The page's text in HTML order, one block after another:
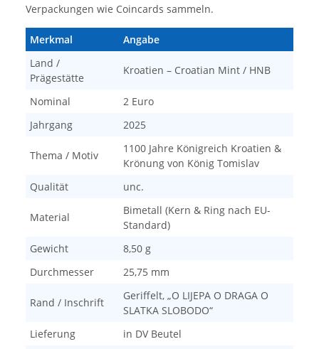
Verpackungen wie Coincards sammeln.
Merkmal
Angabe
Land /
Prägestätte
Kroatien – Croatian Mint / HNB
Nominal
2 Euro
Jahrgang
2025
Thema / Motiv
1100 Jahre Königreich Kroatien &
Krönung von König Tomislav
Qualität
unc.
Material
Bimetall (Kern & Ring nach EU-
Standard)
Gewicht
8,50 g
Durchmesser
25,75 mm
Rand / Inschrift
Geriffelt, „O LIJEPA O DRAGA O
SLATKA SLOBODO“
Lieferung
in DV Beutel